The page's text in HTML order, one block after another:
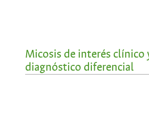
Micosis de interés clínico
diagnóstico diferencial